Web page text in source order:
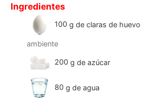
Ingredientes
100 g de claras de huevo
ambiente
200 g de azúcar
80 g de agua